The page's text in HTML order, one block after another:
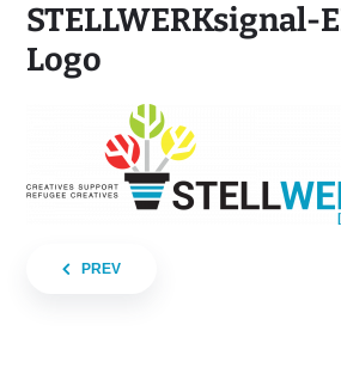
STELLWERKsignal-
Logo
Beitragsnavigation
PREV